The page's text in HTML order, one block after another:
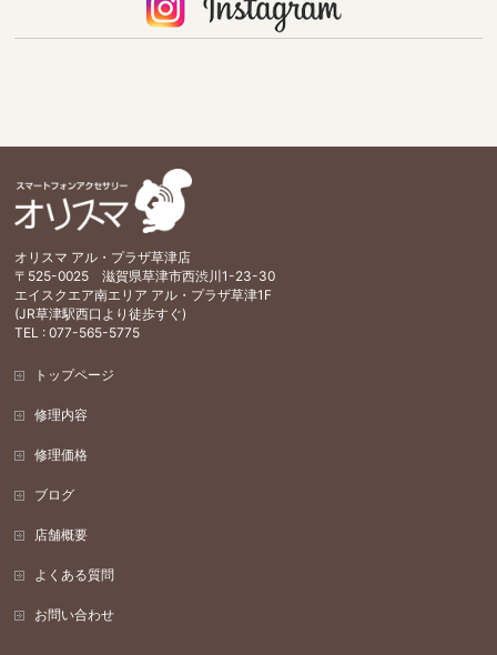
オリスマ アル・プラザ草津店
〒525-0025 滋賀県草津市西渋川1-23-30
エイスクエア南エリア アル・プラザ草津1F
(JR草津駅西口より徒歩すぐ)
TEL : 077-565-5775
トップページ
修理内容
修理価格
ブログ
店舗概要
よくある質問
お問い合わせ